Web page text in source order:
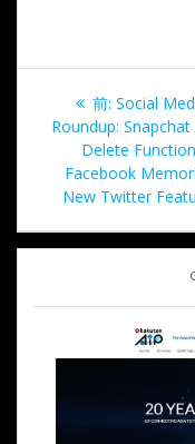
稿
ビ
ー
前: 過
去
の
投
稿:
Social
Roundup: Snapchat
Delete
Facebook
New Twitter